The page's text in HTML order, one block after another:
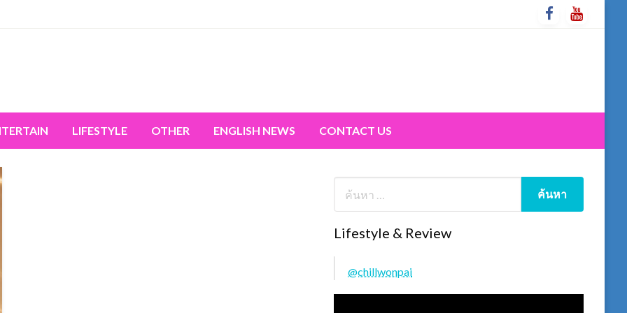
LIFESTYLE OTHER ENGLISH NEWS CONTACT US
Lifestyle & Review
@chillwonpai